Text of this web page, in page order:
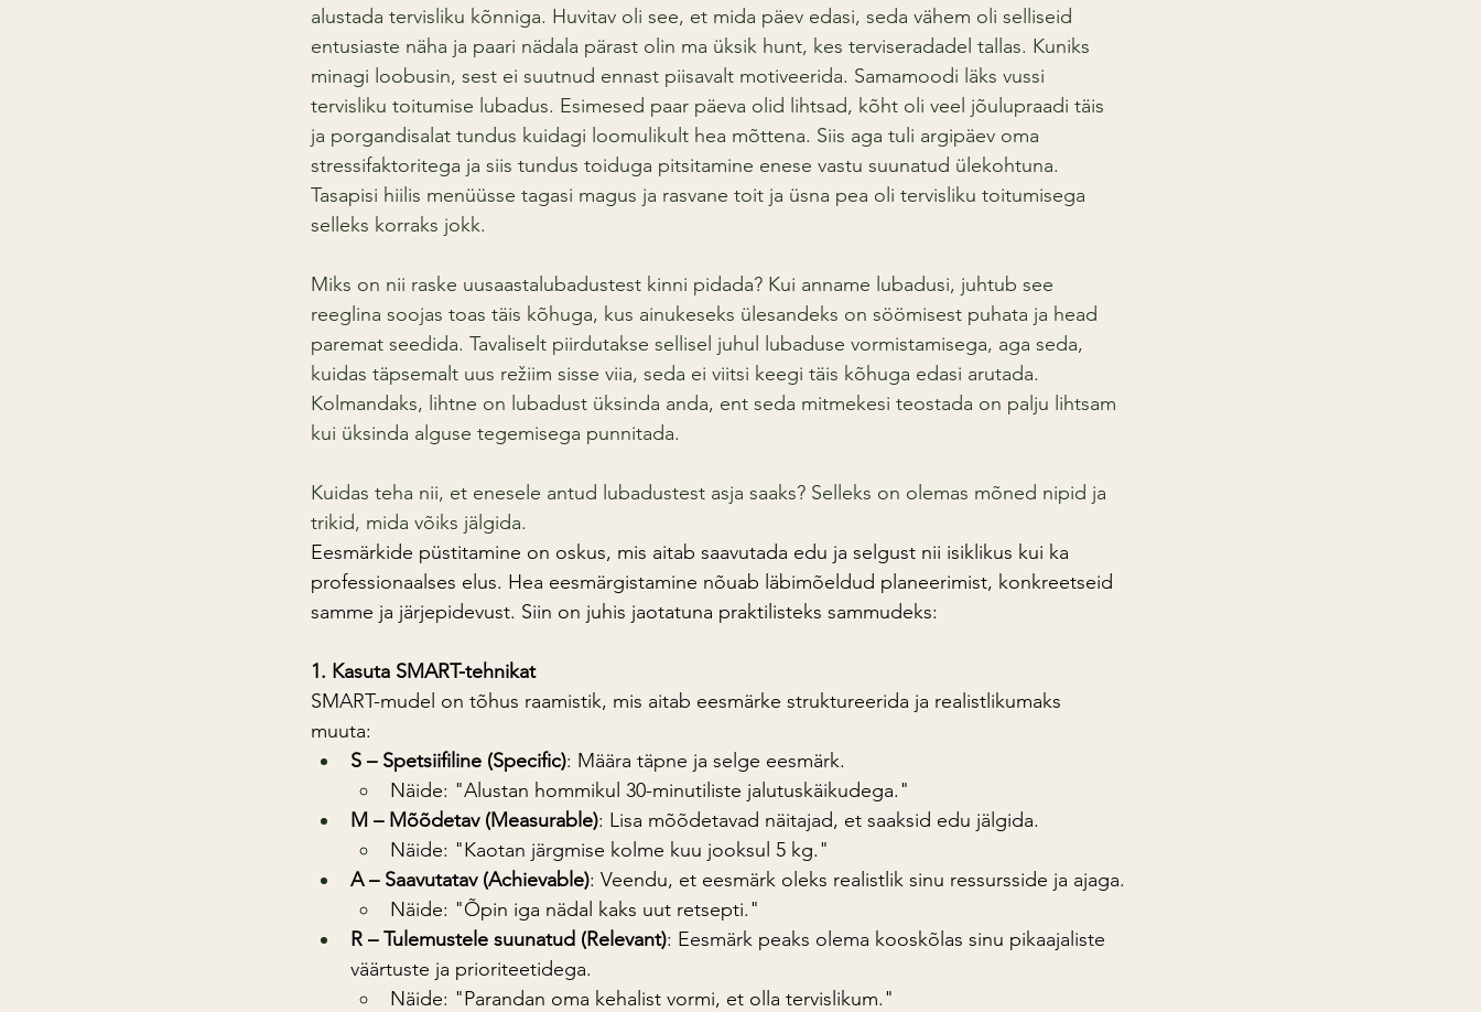
alustada tervisliku kõnniga. Huvitav oli see, et mida päev edasi, seda vähem oli selliseid
entusiaste näha ja paari nädala pärast olin ma üksik hunt, kes terviseradadel tallas. Kuniks
minagi loobusin, sest ei suutnud ennast piisavalt motiveerida. Samamoodi läks vussi
tervisliku toitumise lubadus. Esimesed paar päeva olid lihtsad, kõht oli veel jõulupraadi täis
ja porgandisalat tundus kuidagi loomulikult hea mõttena. Siis aga tuli argipäev oma
stressifaktoritega ja siis tundus toiduga pitsitamine enese vastu suunatud ülekohtuna.
Tasapisi hiilis menüüsse tagasi magus ja rasvane toit ja üsna pea oli tervisliku toitumisega
selleks korraks jokk.
Miks on nii raske uusaastalubadustest kinni pidada? Kui anname lubadusi, juhtub see
reeglina soojas toas täis kõhuga, kus ainukeseks ülesandeks on söömisest puhata ja head
paremat seedida. Tavaliselt piirdutakse sellisel juhul lubaduse vormistamisega, aga seda,
kuidas täpsemalt uus režiim sisse viia, seda ei viitsi keegi täis kõhuga edasi arutada.
Kolmandaks, lihtne on lubadust üksinda anda, ent seda mitmekesi teostada on palju lihtsam
kui üksinda alguse tegemisega punnitada.
Kuidas teha nii, et enesele antud lubadustest asja saaks? Selleks on olemas mõned nipid ja
trikid, mida võiks jälgida.
Eesmärkide püstitamine on oskus, mis aitab saavutada edu ja selgust nii isiklikus kui ka
professionaalses elus. Hea eesmärgistamine nõuab läbimõeldud planeerimist, konkreetseid
samme ja järjepidevust. Siin on juhis jaotatuna praktilisteks sammudeks:
1. Kasuta SMART-tehnikat
SMART-mudel on tõhus raamistik, mis aitab eesmärke struktureerida ja realistlikumaks
muuta:
S – Spetsiifiline (Specific): Määra täpne ja selge eesmärk.
Näide: "Alustan hommikul 30-minutiliste jalutuskäikudega."
M – Mõõdetav (Measurable): Lisa mõõdetavad näitajad, et saaksid edu jälgida.
Näide: "Kaotan järgmise kolme kuu jooksul 5 kg."
A – Saavutatav (Achievable): Veendu, et eesmärk oleks realistlik sinu ressursside ja ajaga.
Näide: "Õpin iga nädal kaks uut retsepti."
R – Tulemustele suunatud (Relevant): Eesmärk peaks olema kooskõlas sinu pikaajaliste
väärtuste ja prioriteetidega.
Näide: "Parandan oma kehalist vormi, et olla tervislikum."